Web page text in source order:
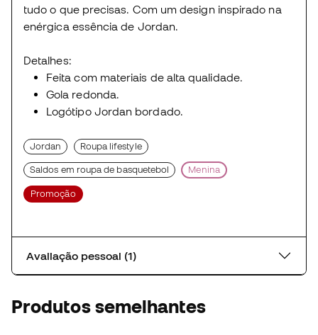
tudo o que precisas. Com um design inspirado na
enérgica essência de Jordan.
Detalhes:
Feita com materiais de alta qualidade.
Gola redonda.
Logótipo Jordan bordado.
Jordan Roupa lifestyle
Saldos em roupa de basquetebol Menina
Promoção
Avaliação pessoal (1)
Produtos semelhantes